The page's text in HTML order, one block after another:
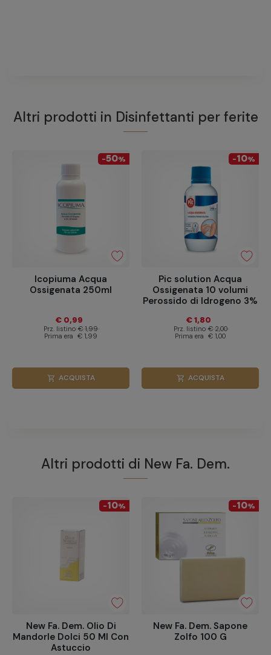
Altri prodotti in Disinfettanti per ferite
-50%
Icopiuma Acqua
Ossigenata 250ml
€ 0,99
Prz. listino € 1,99
Prima era € 1,99
shopping_cart ACQUISTA
-10%
Pic solution Acqua
Ossigenata 10 volumi
Perossido di Idrogeno 3%
€ 1,80
Prz. listino € 2,00
Prima era € 1,00
shopping_cart ACQUISTA
Altri prodotti di New Fa. Dem.
-10%
New Fa. Dem. Olio Di
Mandorle Dolci 50 Ml Con
Astuccio
-10%
New Fa. Dem. Sapone
Zolfo 100 G